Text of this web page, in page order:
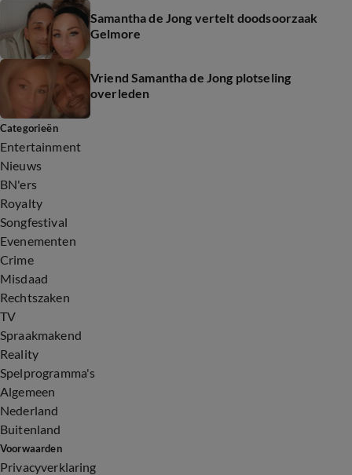
Samantha de Jong vertelt doodsoorzaak
Gelmore
Vriend Samantha de Jong plotseling
overleden
Categorieën
Entertainment
Nieuws
BN'ers
Royalty
Songfestival
Evenementen
Crime
Misdaad
Rechtszaken
TV
Spraakmakend
Reality
Spelprogramma's
Algemeen
Nederland
Buitenland
Voorwaarden
Privacyverklaring